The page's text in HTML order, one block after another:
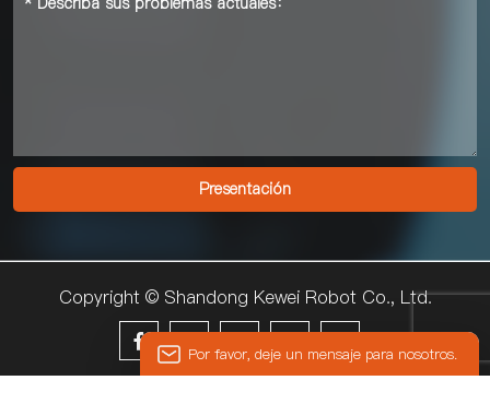
Copyright © Shandong Kewei Robot Co., Ltd.

Por favor, deje un mensaje para nosotros.